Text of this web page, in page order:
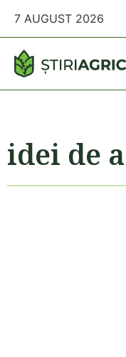
7 AUGUST 2026
idei de